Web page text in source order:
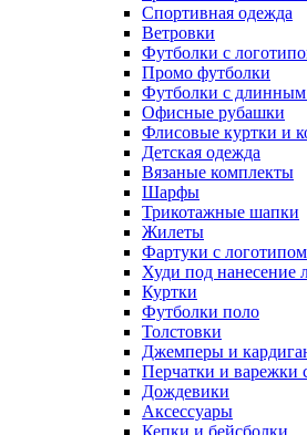
Спортивная одежда
Ветровки
Футболки с
Промо футболки
Футболки с
Офисные рубашки
Флисовые куртки и
Детская одежда
Вязаные комплекты
Шарфы
Трикотажные шапки
Жилеты
Фартуки с логотипом
Худи под нанесение
Куртки
Футболки поло
Толстовки
Джемперы и
Перчатки и варежки
Дождевики
Аксессуары
Кепки и бейсболки